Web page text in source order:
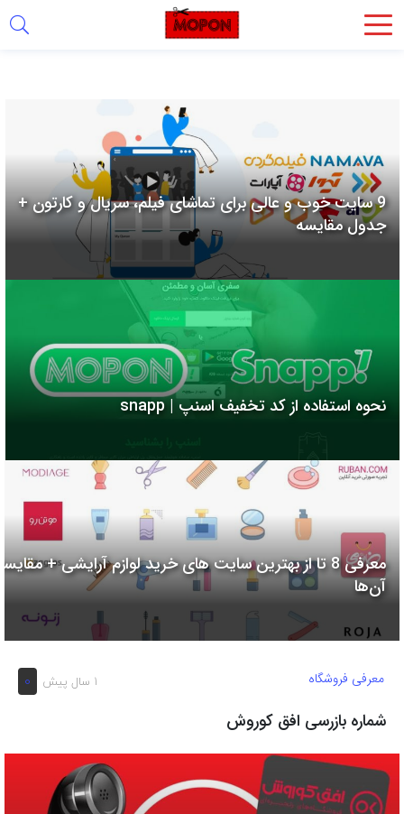
اشتراک
از
روش‌های
زیر
می‌توانید
صفحه
دوستان
خود
به
بگذارید.
لینک
9 سایت خوب و عالی برای تماشای فیلم، سریال و کارتون +
جدول مقایسه
نحوه استفاده از کد تخفیف اسنپ | snapp
معرفی 8 تا از بهترین سایت های خرید لوازم آرایشی +
آن‌ها
1 سال پیش 0 معرفی فروشگاه
شماره بازرسی افق کوروش